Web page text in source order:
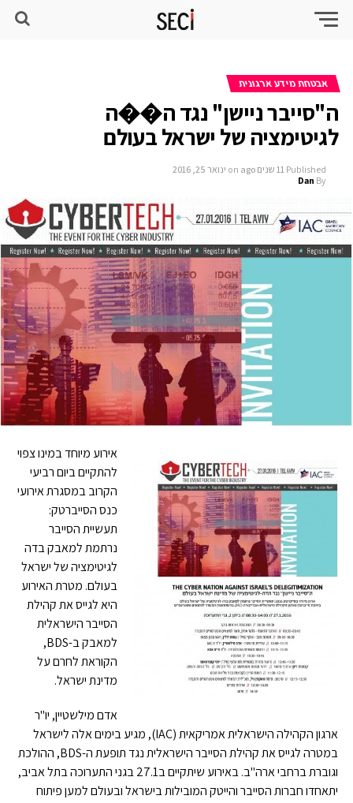
אבטחת מידע ארגונית
ה"סייבר ניישן" נגד ה��ה
לגיטימציה של ישראל בעולם
Published 11 שנים ago on ינואר 25, 2016
By
Dan
אירוע מיוחד במינו צפוי
להתקיים ביום רביעי
הקרוב במסגרת אירועי
כנס הסייברטק:
תעשיית הסייבר
נרתמת למאבק בדה
לגיטימציה של ישראל
בעולם. מטרת האירוע
היא לגייס את קהילת
הסייבר הישראלית
למאבק ב-BDS,
הקוראת לחרם על
מדינת ישראל.
אדם מילשטיין, יו"ר
ארגון הקהילה הישראלית אמריקאית (IAC), מגיע בימים אלה לישראל
במטרה לגייס את קהילת הסייבר הישראלית נגד תופעת ה-BDS, ההולכת
וגוברת ברחבי ארה"ב. באירוע שיתקיים ב27.1 בגני התערוכה בתל אביב,
יתאחדו חברות הסייבר והייטק המובילות בישראל ובעולם למען פיתוח